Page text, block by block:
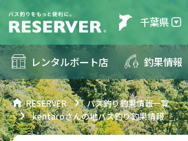
千葉県
レンタルボート店 釣果情報
RESERVER
バス釣り釣果情報一覧
kentaroさんの地バス釣り釣果情報